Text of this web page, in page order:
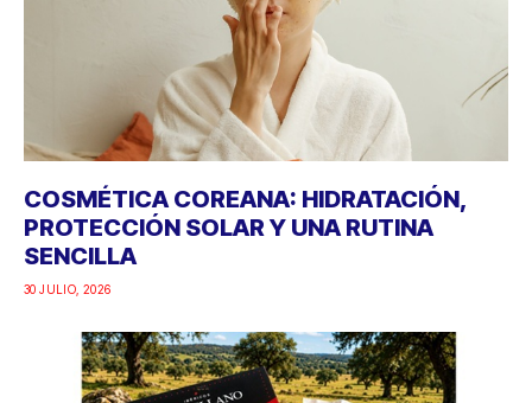
COSMÉTICA COREANA: HIDRATACIÓN,
PROTECCIÓN SOLAR Y UNA RUTINA
SENCILLA
30 JULIO, 2026